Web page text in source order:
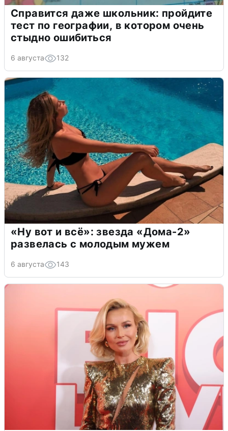
Справится даже школьник: пройдите
тест по географии, в котором очень
стыдно ошибиться
6 августа 132
«Ну вот и всё»: звезда «Дома-2»
развелась с молодым мужем
6 августа 143